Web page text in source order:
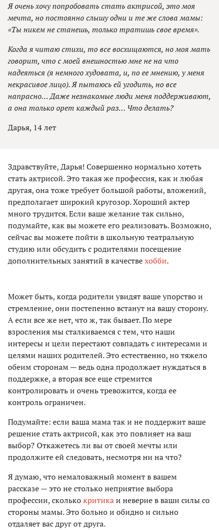
Я очень хочу попробовать стать актрисой, это моя
мечта, но постоянно слышу одни и те же слова мамы:
«Ты никем не станешь, только тратишь свое время».
Когда я читаю стихи, то все восхищаются, но моя мать
говорит, что с моей внешностью мне не на что
надеяться (я немного худовата, и, по ее мнению, у меня
некрасивое лицо). Я пытаюсь ей угодить, но все
напрасно… Даже незнакомые люди меня поддерживают,
а она только орет каждый раз… Что делать?
Дарья, 14 лет
Здравствуйте, Дарья! Совершенно нормально хотеть
стать актрисой. Это такая же профессия, как и любая
другая, она тоже требует большой работы, вложений,
предполагает широкий кругозор. Хороший актер
много трудится. Если ваше желание так сильно,
подумайте, как вы можете его реализовать. Возможно,
сейчас вы можете пойти в школьную театральную
студию или обсудить с родителями посещение
дополнительных занятий в качествехобби.
Может быть, когда родители увидят ваше упорство и
стремление, они постепенно встанут на вашу сторону.
А если все же нет, что ж, так бывает. По мере
взросления мы сталкиваемся с тем, что наши
интересы и цели перестают совпадать с интересами и
целями наших родителей. Это естественно, но тяжело
обеим сторонам — ведь одна продолжает нуждаться в
поддержке, а вторая все еще стремится
контролировать и очень тревожится, когда ее
контроль ограничен.
Подумайте: если ваша мама так и не поддержит ваше
решение стать актрисой, как это повлияет на ваш
выбор? Откажетесь ли вы от своей мечты или
продолжите ей следовать, несмотря ни на что?
Я думаю, что немаловажный момент в вашем
рассказе — это не столько неприятие выбора
профессии, сколькокритикаи неверие в ваши силы со
стороны мамы. Это больно и обидно и сильно
отдаляет вас друг от друга.